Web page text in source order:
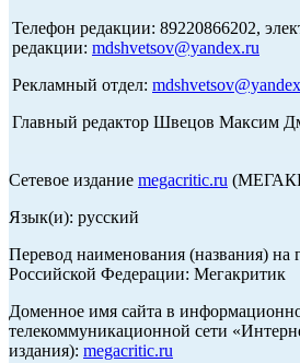
Телефон редакции: 89220866202,
редакции: mdshvetsov@yandex.ru
Рекламный отдел:
Главный редактор Швецов Максим
Сетевое издание megacritic.ru
Язык(и): русский
Перевод наименования (названия) на
Российской Федерации: Мегакритик
Доменное имя сайта в
телекоммуникационной сети
издания): megacritic.ru